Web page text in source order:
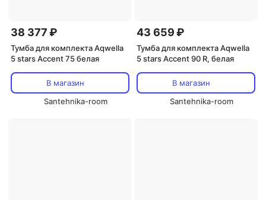
38 377 ₽
Тумба для комплекта Aqwella
5 stars Accent 75 белая
В магазин
Santehnika-room
43 659 ₽
Тумба для комплекта Aqwella
5 stars Accent 90 R, белая
В магазин
Santehnika-room